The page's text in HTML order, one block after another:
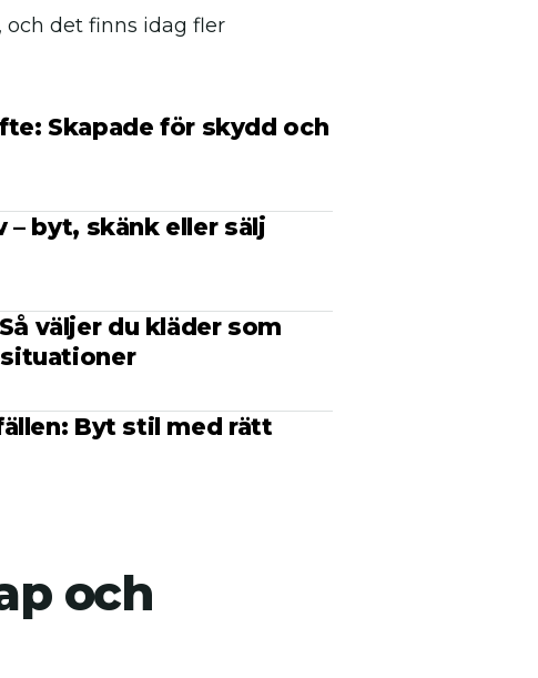
och det finns idag fler
Skapade för skydd och
– byt, skänk eller sälj
väljer du kläder som
situationer
Byt stil med rätt
och